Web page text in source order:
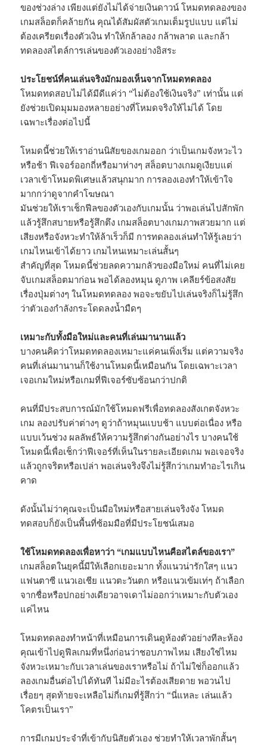
ของช่วงล่าง เพียงแต่ยังไม่ได้จ่ายเงินดาวน์ โหมดทดลองของ
เกมสล็อตก็คล้ายกัน คุณได้สัมผัสตัวเกมเต็มรูปแบบ แต่ไม่
ต้องเครียดเรื่องตัวเงิน ทำให้กล้าลอง กล้าพลาด และกล้า
ทดลองสไตล์การเล่นของตัวเองอย่างอิสระ
ประโยชน์ที่คนเล่นจริงมักมองเห็นจากโหมดทดลอง
โหมดทดสอบไม่ได้มีดีแค่ว่า “ไม่ต้องใช้เงินจริง” เท่านั้น แต่
ยังช่วยเปิดมุมมองหลายอย่างที่โหมดจริงให้ไม่ได้ โดย
เฉพาะเรื่องต่อไปนี้
โหมดนี้ช่วยให้เราอ่านนิสัยของเกมออก ว่าเป็นเกมจังหวะไว
หรือช้า ฟีเจอร์ออกถี่หรือมาห่างๆ สล็อตบางเกมดูเงียบแต่
เวลาเข้าโหมดพิเศษแล้วสนุกมาก การลองเองทำให้เข้าใจ
มากกว่าดูจากคำโฆษณา
มันช่วยให้เราเช็กฟีลของตัวเองกับเกมนั้น ว่าพอเล่นไปสักพัก
แล้วรู้สึกสบายหรือรู้สึกตึง เกมสล็อตบางเกมภาพสวยมาก แต่
เสียงหรือจังหวะทำให้ล้าเร็วก็มี การทดลองเล่นทำให้รู้เลยว่า
เกมไหนเข้าได้ยาว เกมไหนเหมาะเล่นสั้นๆ
สำคัญที่สุด โหมดนี้ช่วยลดความกลัวของมือใหม่ คนที่ไม่เคย
จับเกมสล็อตมาก่อน พอได้ลองหมุน ดูภาพ เคลียร์ข้อสงสัย
เรื่องปุ่มต่างๆ ในโหมดทดลอง พอจะขยับไปเล่นจริงก็ไม่รู้สึก
ว่าตัวเองกำลังกระโดดลงน้ำมืดๆ
เหมาะกับทั้งมือใหม่และคนที่เล่นมานานแล้ว
บางคนคิดว่าโหมดทดลองเหมาะแค่คนเพิ่งเริ่ม แต่ความจริง
คนที่เล่นมานานก็ใช้งานโหมดนี้เหมือนกัน โดยเฉพาะเวลา
เจอเกมใหม่หรือเกมที่ฟีเจอร์ซับซ้อนกว่าปกติ
คนที่มีประสบการณ์มักใช้โหมดฟรีเพื่อทดลองสังเกตจังหวะ
เกม ลองปรับค่าต่างๆ ดูว่าถ้าหมุนแบบช้า แบบต่อเนื่อง หรือ
แบบเว้นช่วง ผลลัพธ์ให้ความรู้สึกต่างกันอย่างไร บางคนใช้
โหมดนี้เพื่อเช็กว่าฟีเจอร์ที่เห็นในรายละเอียดเกม พอเจอจริง
แล้วถูกจริตหรือเปล่า พอเล่นจริงจึงไม่รู้สึกว่าเกมทำอะไรเกิน
คาด
ดังนั้นไม่ว่าคุณจะเป็นมือใหม่หรือสายเล่นจริงจัง โหมด
ทดสอบก็ยังเป็นพื้นที่ซ้อมมือที่มีประโยชน์เสมอ
ใช้โหมดทดลองเพื่อหาว่า “เกมแบบไหนคือสไตล์ของเรา”
เกมสล็อตในยุคนี้มีให้เลือกเยอะมาก ทั้งแนวน่ารักใสๆ แนว
แฟนตาซี แนวเอเชีย แนวตะวันตก หรือแนวเข้มเท่ๆ ถ้าเลือก
จากชื่อหรือปกอย่างเดียวอาจเดาไม่ออกว่าเหมาะกับตัวเอง
แค่ไหน
โหมดทดลองทำหน้าที่เหมือนการเดินดูห้องตัวอย่างทีละห้อง
คุณเข้าไปดูฟีลเกมที่หนึ่งก่อนว่าชอบภาพไหม เสียงใช่ไหม
จังหวะเหมาะกับเวลาเล่นของเราหรือไม่ ถ้าไม่ใช่ก็ออกแล้ว
ลองเกมอื่นต่อไปได้ทันที ไม่มีอะไรต้องเสียดาย พอวนไป
เรื่อยๆ สุดท้ายจะเหลือไม่กี่เกมที่รู้สึกว่า “นี่แหละ เล่นแล้ว
โคตรเป็นเรา”
การมีเกมประจำที่เข้ากับนิสัยตัวเอง ช่วยทำให้เวลาพักสั้นๆ